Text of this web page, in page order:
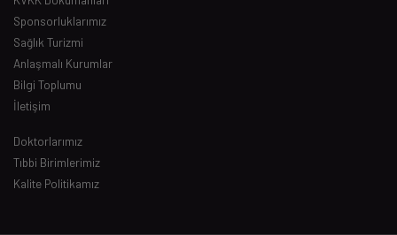
Sponsorluklarımız
Sağlık Turizmi
Anlaşmalı Kurumlar
Bilgi Toplumu
İletişim
Doktorlarımız
Tıbbi Birimlerimiz
Kalite Politikamız